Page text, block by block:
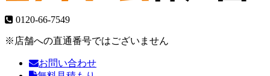
0120-66-7549
※店舗への直通番号ではございません
お問い合わせ